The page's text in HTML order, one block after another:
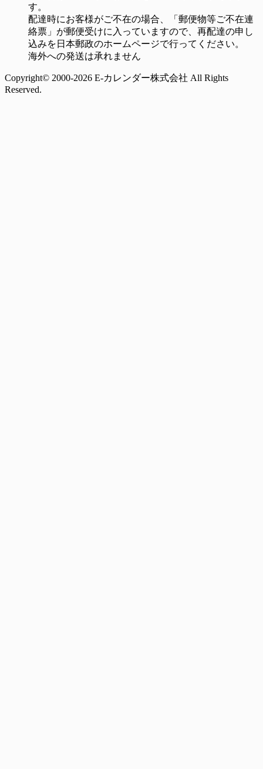
す。
配達時にお客様がご不在の場合、「郵便物等ご不在連
絡票」が郵便受けに入っていますので、再配達の申し
込みを日本郵政のホームページで行ってください。
海外への発送は承れません
Copyright© 2000-2026 E-カレンダー株式会社 All Rights
Reserved.